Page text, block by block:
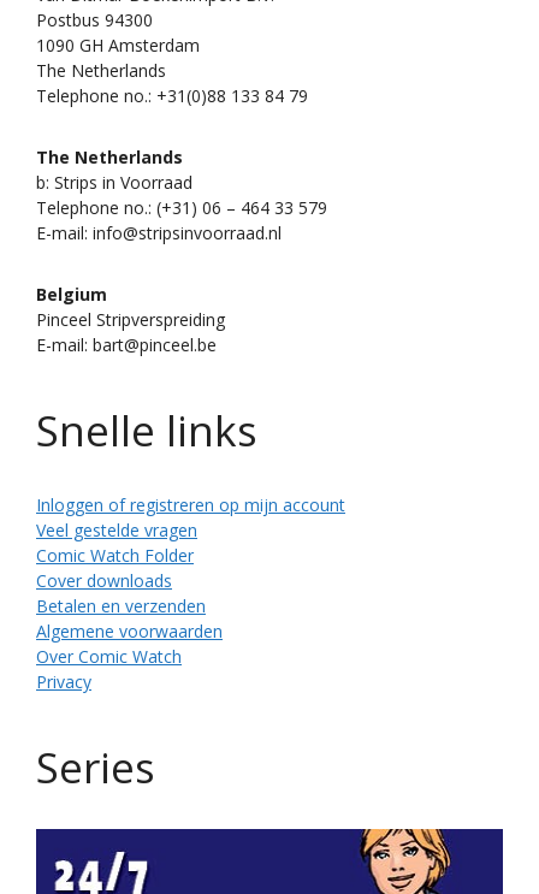
Postbus 94300
1090 GH Amsterdam
The Netherlands
Telephone no.: +31(0)88 133 84 79
The Netherlands
b: Strips in Voorraad
Telephone no.: (+31) 06 – 464 33 579
E-mail: info@stripsinvoorraad.nl
Belgium
Pinceel Stripverspreiding
E-mail: bart@pinceel.be
Snelle links
Inloggen of registreren op mijn account
Veel gestelde vragen
Comic Watch Folder
Cover downloads
Betalen en verzenden
Algemene voorwaarden
Over Comic Watch
Privacy
Series